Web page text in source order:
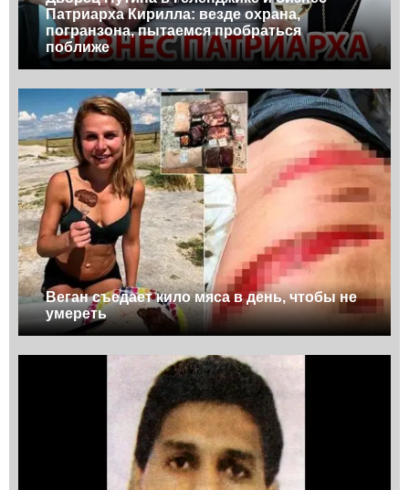
Патриарха Кирилла: везде охрана,
погранзона, пытаемся пробраться
поближе
Веган съедает кило мяса в день, чтобы не
умереть